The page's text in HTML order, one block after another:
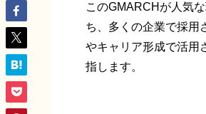
このGMARCHが人気
ち、多くの企業で採用
やキャリア形成で活用
指します。